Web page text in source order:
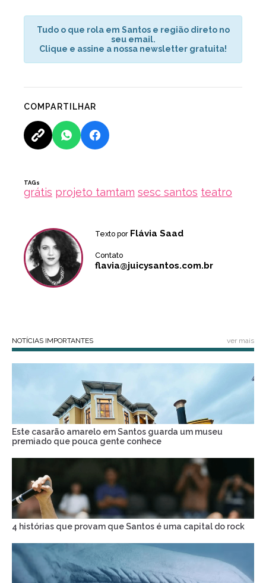
Tudo o que rola em Santos e região direto no
seu email.
Clique e assine a nossa newsletter gratuita!
COMPARTILHAR
TAGs
grátis projeto tamtam sesc santos teatro
Texto por Flávia Saad
Contato
flavia@juicysantos.com.br
NOTÍCIAS IMPORTANTES ver mais
Este casarão amarelo em Santos guarda um museu
premiado que pouca gente conhece
4 histórias que provam que Santos é uma capital do rock